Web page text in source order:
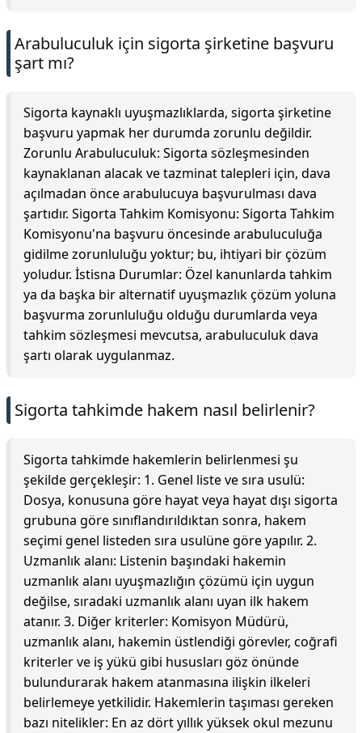
Arabuluculuk için sigorta şirketine başvuru
şart mı?
Sigorta kaynaklı uyuşmazlıklarda, sigorta şirketine
başvuru yapmak her durumda zorunlu değildir.
Zorunlu Arabuluculuk: Sigorta sözleşmesinden
kaynaklanan alacak ve tazminat talepleri için, dava
açılmadan önce arabulucuya başvurulması dava
şartıdır. Sigorta Tahkim Komisyonu: Sigorta Tahkim
Komisyonu'na başvuru öncesinde arabuluculuğa
gidilme zorunluluğu yoktur; bu, ihtiyari bir çözüm
yoludur. İstisna Durumlar: Özel kanunlarda tahkim
ya da başka bir alternatif uyuşmazlık çözüm yoluna
başvurma zorunluluğu olduğu durumlarda veya
tahkim sözleşmesi mevcutsa, arabuluculuk dava
şartı olarak uygulanmaz.
Sigorta tahkimde hakem nasıl belirlenir?
Sigorta tahkimde hakemlerin belirlenmesi şu
şekilde gerçekleşir: 1. Genel liste ve sıra usulü:
Dosya, konusuna göre hayat veya hayat dışı sigorta
grubuna göre sınıflandırıldıktan sonra, hakem
seçimi genel listeden sıra usulüne göre yapılır. 2.
Uzmanlık alanı: Listenin başındaki hakemin
uzmanlık alanı uyuşmazlığın çözümü için uygun
değilse, sıradaki uzmanlık alanı uyan ilk hakem
atanır. 3. Diğer kriterler: Komisyon Müdürü,
uzmanlık alanı, hakemin üstlendiği görevler, coğrafi
kriterler ve iş yükü gibi hususları göz önünde
bulundurarak hakem atanmasına ilişkin ilkeleri
belirlemeye yetkilidir. Hakemlerin taşıması gereken
bazı nitelikler: En az dört yıllık yüksek okul mezunu